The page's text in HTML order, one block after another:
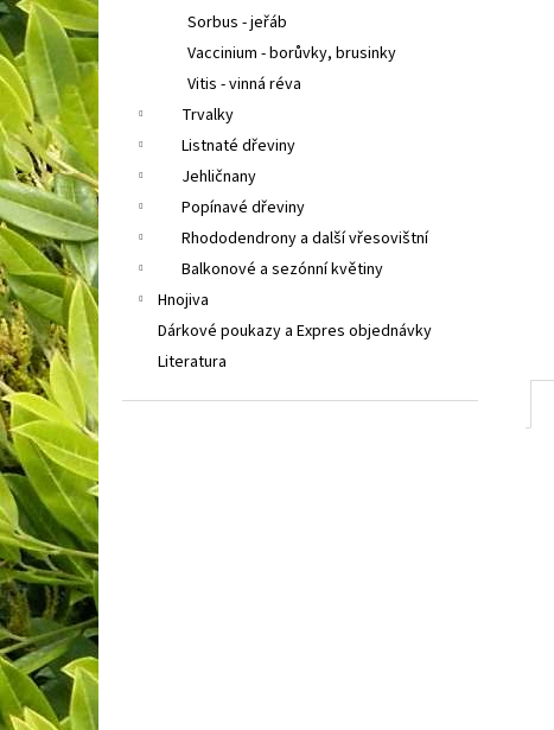
Sorbus - jeřáb
Vaccinium - borůvky, brusinky
Vitis - vinná réva
Trvalky
Listnaté dřeviny
Jehličnany
Popínavé dřeviny
Rhododendrony a další vřesovištní
Balkonové a sezónní květiny
Hnojiva
Dárkové poukazy a Expres objednávky
Literatura